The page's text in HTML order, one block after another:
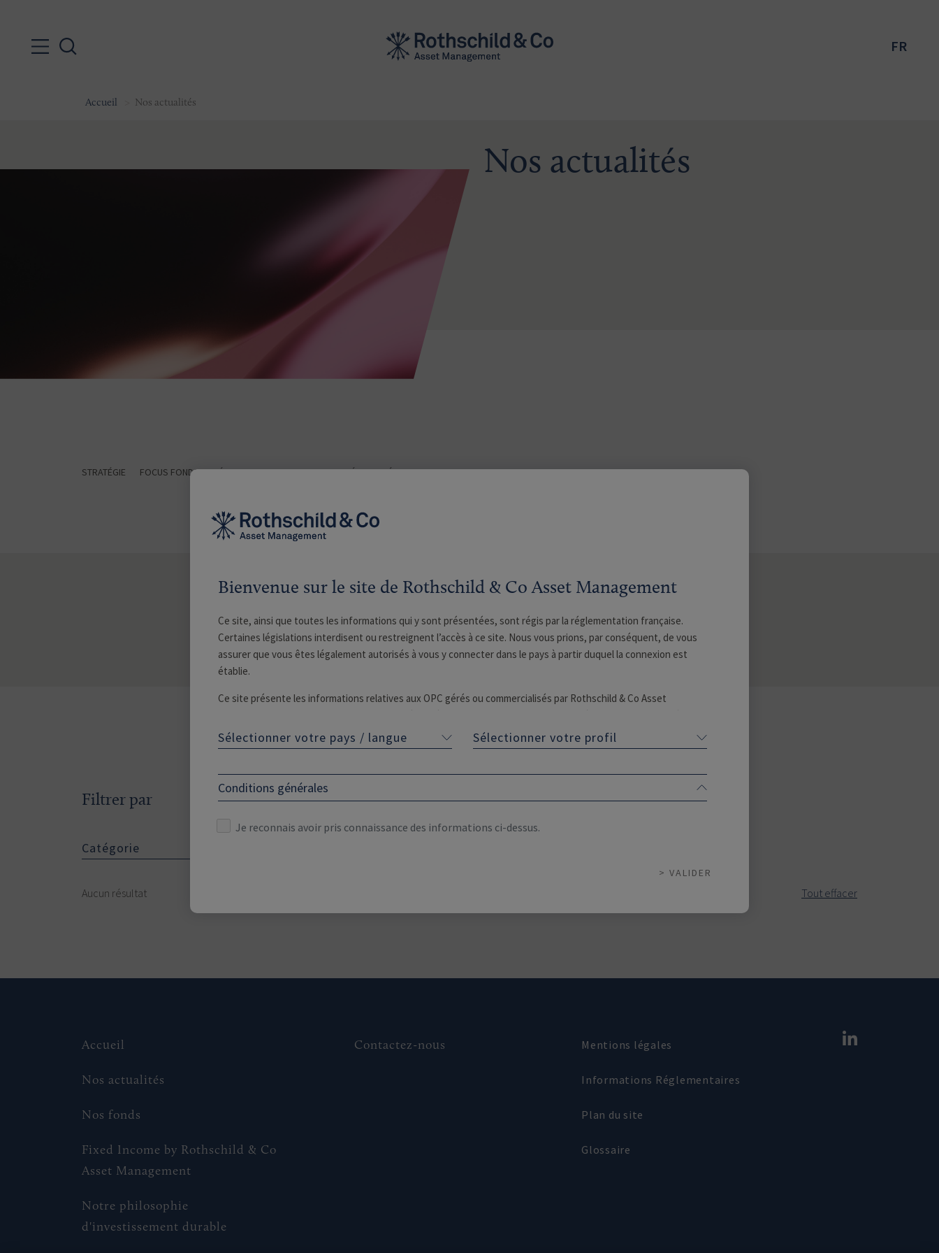
FR
Accueil Nos actualités
Nos actualités
STRATÉGIE FOCUS FONDS RÉGLEMENTAIRES COMMUNIQUÉS VIDÉOS
Rechercher les actualités
Filtrer par
Catégorie
Aucun résultat Tout effacer
Accueil
Nos actualités
Nos fonds
Fixed Income by Rothschild & Co
Asset Management
Notre philosophie
d'investissement durable
Contactez-nous Mentions légales
Informations Réglementaires
Plan du site
Glossaire
Bienvenue sur le site de Rothschild & Co Asset Management
Ce site, ainsi que toutes les informations qui y sont présentées, sont régis par la réglementation française.
Certaines législations interdisent ou restreignent l’accès à ce site. Nous vous prions, par conséquent, de vous
assurer que vous êtes légalement autorisés à vous y connecter dans le pays à partir duquel la connexion est
établie.
Ce site présente les informations relatives aux OPC gérés ou commercialisés par Rothschild & Co Asset
l’épargne. Les OPC présentés sur notre site Internet ne peuvent être souscrits dans l’Etat dans lequel leur
commercialisation n’a pas été préalablement autorisée.
Si vous êtes intéressés par l’un des OPC présentés sur ce site, nous vous conseillons de vous assurer
préalablement que vous êtes juridiquement autorisés à y souscrire.
Veuillez renseigner votre pays et indiquer à quelle catégorie d'investisseur vous appartenez :
Sélectionner votre pays / langue Sélectionner votre profil
Conditions générales
Je reconnais avoir pris connaissance des informations ci-dessus.
VALIDER